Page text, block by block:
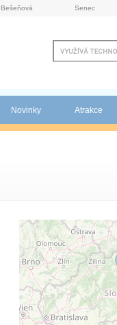
Bešeňová Senec
Novinky Atrakce